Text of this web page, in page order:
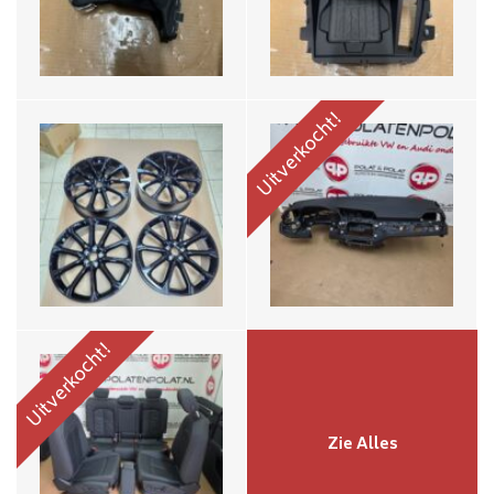
Uitverkocht!
Uitverkocht!
Audi Q3 F3 leder interieur
€1499,-
Zie Alles